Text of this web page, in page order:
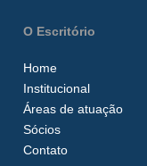
O Escritório
Home
Institucional
Áreas de atuação
Sócios
Contato